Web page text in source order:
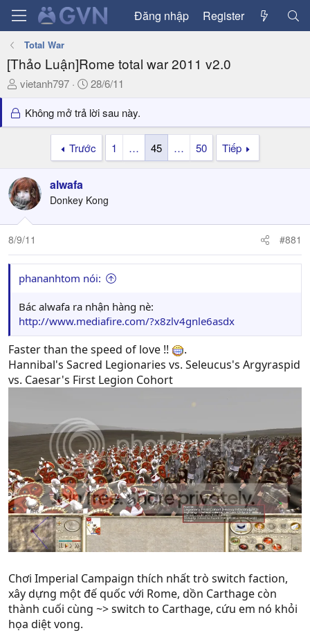
Đăng nhập Register
Total War
[Thảo Luận]Rome total war 2011 v2.0
T
r
e
t
a
r
e
r
vietanh797
N
à
y
ử
28/6/11
Không mở trả lời sau này.
Trước 1 … 45 … 50 Tiếp
alwafa
Donkey Kong
8/9/11 #881
phananhtom nói:
Bác alwafa ra nhận hàng nè:
http://www.mediafire.com/?x8zlv4gnle6asdx
Faster than the speed of love !!
.
Hannibal's Sacred Legionaries vs. Seleucus's Argyraspid
vs. Caesar's First Legion Cohort
Chơi Imperial Campaign thích nhất trò switch faction,
xây dựng một đế quốc với Rome, dồn Carthage còn
thành cuối cùng ~> switch to Carthage, cứu em nó khỏi
họa diệt vong.